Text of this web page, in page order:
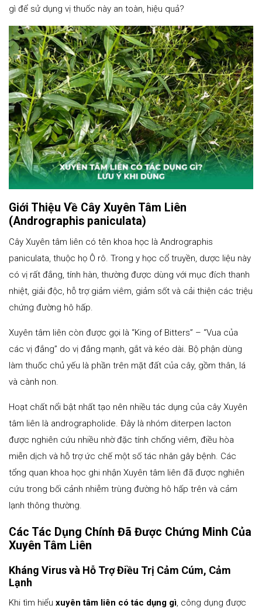
gì để sử dụng vị thuốc này an toàn, hiệu quả?
Giới Thiệu Về Cây Xuyên Tâm Liên
(Andrographis paniculata)
Cây Xuyên tâm liên có tên khoa học là Andrographis
paniculata, thuộc họ Ô rô. Trong y học cổ truyền, dược liệu này
có vị rất đắng, tính hàn, thường được dùng với mục đích thanh
nhiệt, giải độc, hỗ trợ giảm viêm, giảm sốt và cải thiện các triệu
chứng đường hô hấp.
Xuyên tâm liên còn được gọi là “King of Bitters” – “Vua của
các vị đắng” do vị đắng mạnh, gắt và kéo dài. Bộ phận dùng
làm thuốc chủ yếu là phần trên mặt đất của cây, gồm thân, lá
và cành non.
Hoạt chất nổi bật nhất tạo nên nhiều tác dụng của cây Xuyên
tâm liên là andrographolide. Đây là nhóm diterpen lacton
được nghiên cứu nhiều nhờ đặc tính chống viêm, điều hòa
miễn dịch và hỗ trợ ức chế một số tác nhân gây bệnh. Các
tổng quan khoa học ghi nhận Xuyên tâm liên đã được nghiên
cứu trong bối cảnh nhiễm trùng đường hô hấp trên và cảm
lạnh thông thường.
Các Tác Dụng Chính Đã Được Chứng Minh Của
Xuyên Tâm Liên
Kháng Virus và Hỗ Trợ Điều Trị Cảm Cúm, Cảm
Lạnh
Khi tìm hiểu xuyên tâm liên có tác dụng gì, công dụng được